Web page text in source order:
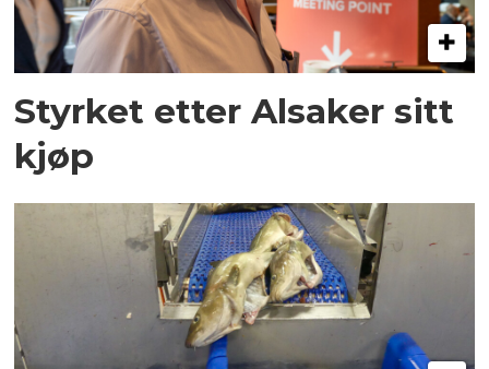
Styrket etter Alsaker sitt
kjøp